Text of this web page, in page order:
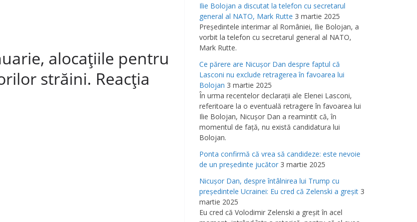
alocațiile pentru
străini. Reacția
Ilie Bolojan a discutat la telefon cu secretarul
general al NATO, Mark Rutte 3 martie 2025
Preşedintele interimar al României, Ilie Bolojan, a
vorbit la telefon cu secretarul general al NATO,
Mark Rutte.
Ce părere are Nicuşor Dan despre faptul că
Lasconi nu exclude retragerea în favoarea lui
Bolojan 3 martie 2025
În urma recentelor declaraţii ale Elenei Lasconi,
referitoare la o eventuală retragere în favoarea lui
Ilie Bolojan, Nicuşor Dan a reamintit că, în
momentul de faţă, nu există candidatura lui
Bolojan.
Ponta confirmă că vrea să candideze: este nevoie
de un preşedinte jucător 3 martie 2025
Nicuşor Dan, despre întâlnirea lui Trump cu
preşedintele Ucrainei: Eu cred că Zelenski a greşit 3
martie 2025
Eu cred că Volodimir Zelenski a greşit în acel